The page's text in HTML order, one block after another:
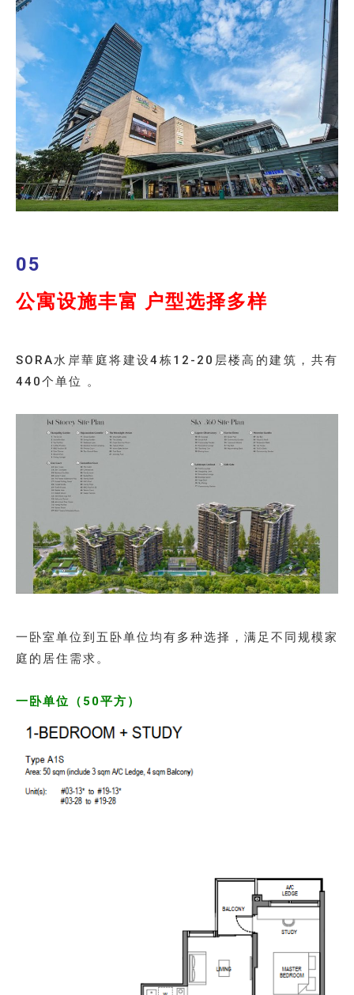
05
公寓设施丰富 户型选择多样
SORA水岸華庭将建设4栋12-20层楼高的建筑，共有
440个单位 。
一卧室单位到五卧单位均有多种选择，满足不同规模家
庭的居住需求。
一卧单位（50平方）